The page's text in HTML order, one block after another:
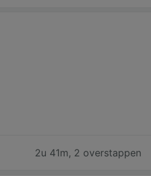
2u 41m, 2 overstappen